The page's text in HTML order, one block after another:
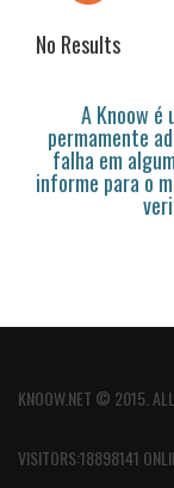
No Results
A Knoow é
permamente
falha em
informe para o
KNOOW.NET © 2015.
VISITORS:18898141